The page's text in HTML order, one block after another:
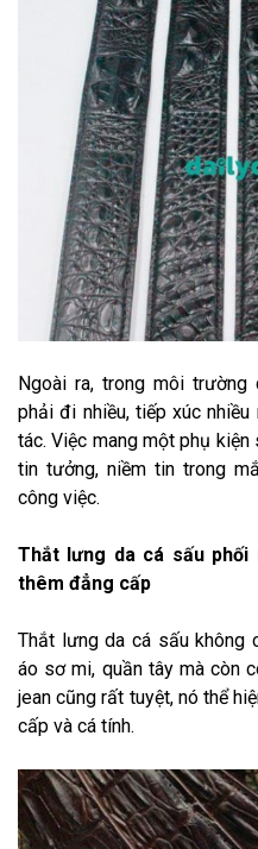
Ngoài ra, trong môi
phải đi nhiều, tiếp xúc
tác. Việc mang một phụ
tin tưởng, niềm tin trong
công việc.
Thắt lưng da cá sấu
thêm đẳng cấp
Thắt lưng da cá sấu không
áo sơ mi, quần tây mà còn
jean cũng rất tuyệt, nó thể
cấp và cá tính.